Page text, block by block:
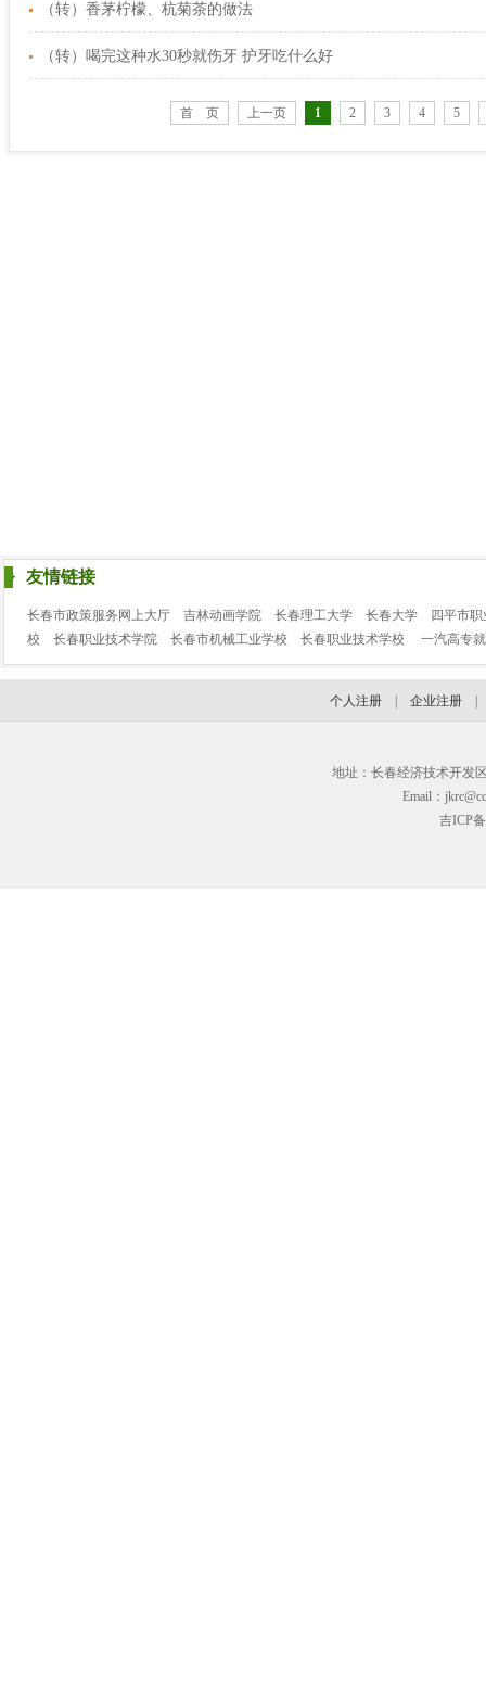
（转）香茅柠檬、杭菊茶的做法
（转）喝完这种水30秒就伤牙 护牙吃什么好
首 页 上一页 1 2 3 4 5
友情链接
长春市政策服务网上大厅 吉林动画学院 长春理工大学 长春大学
四平市
校
长春职业技术学院 长春市机械工业学校 长春职业技术学校 一汽高专
个人注册 企业注册
地址：长春经济技术开发
Email：
吉ICP